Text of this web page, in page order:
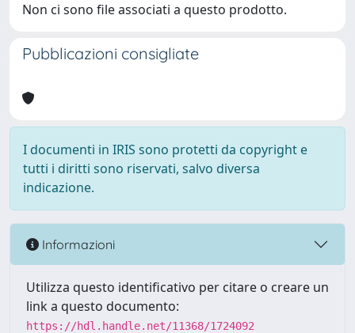
Non ci sono file associati a questo prodotto.
Pubblicazioni consigliate
I documenti in IRIS sono protetti da copyright e
tutti i diritti sono riservati, salvo diversa
indicazione.
Informazioni
Utilizza questo identificativo per citare o creare un
link a questo documento:
https://hdl.handle.net/11368/1724092